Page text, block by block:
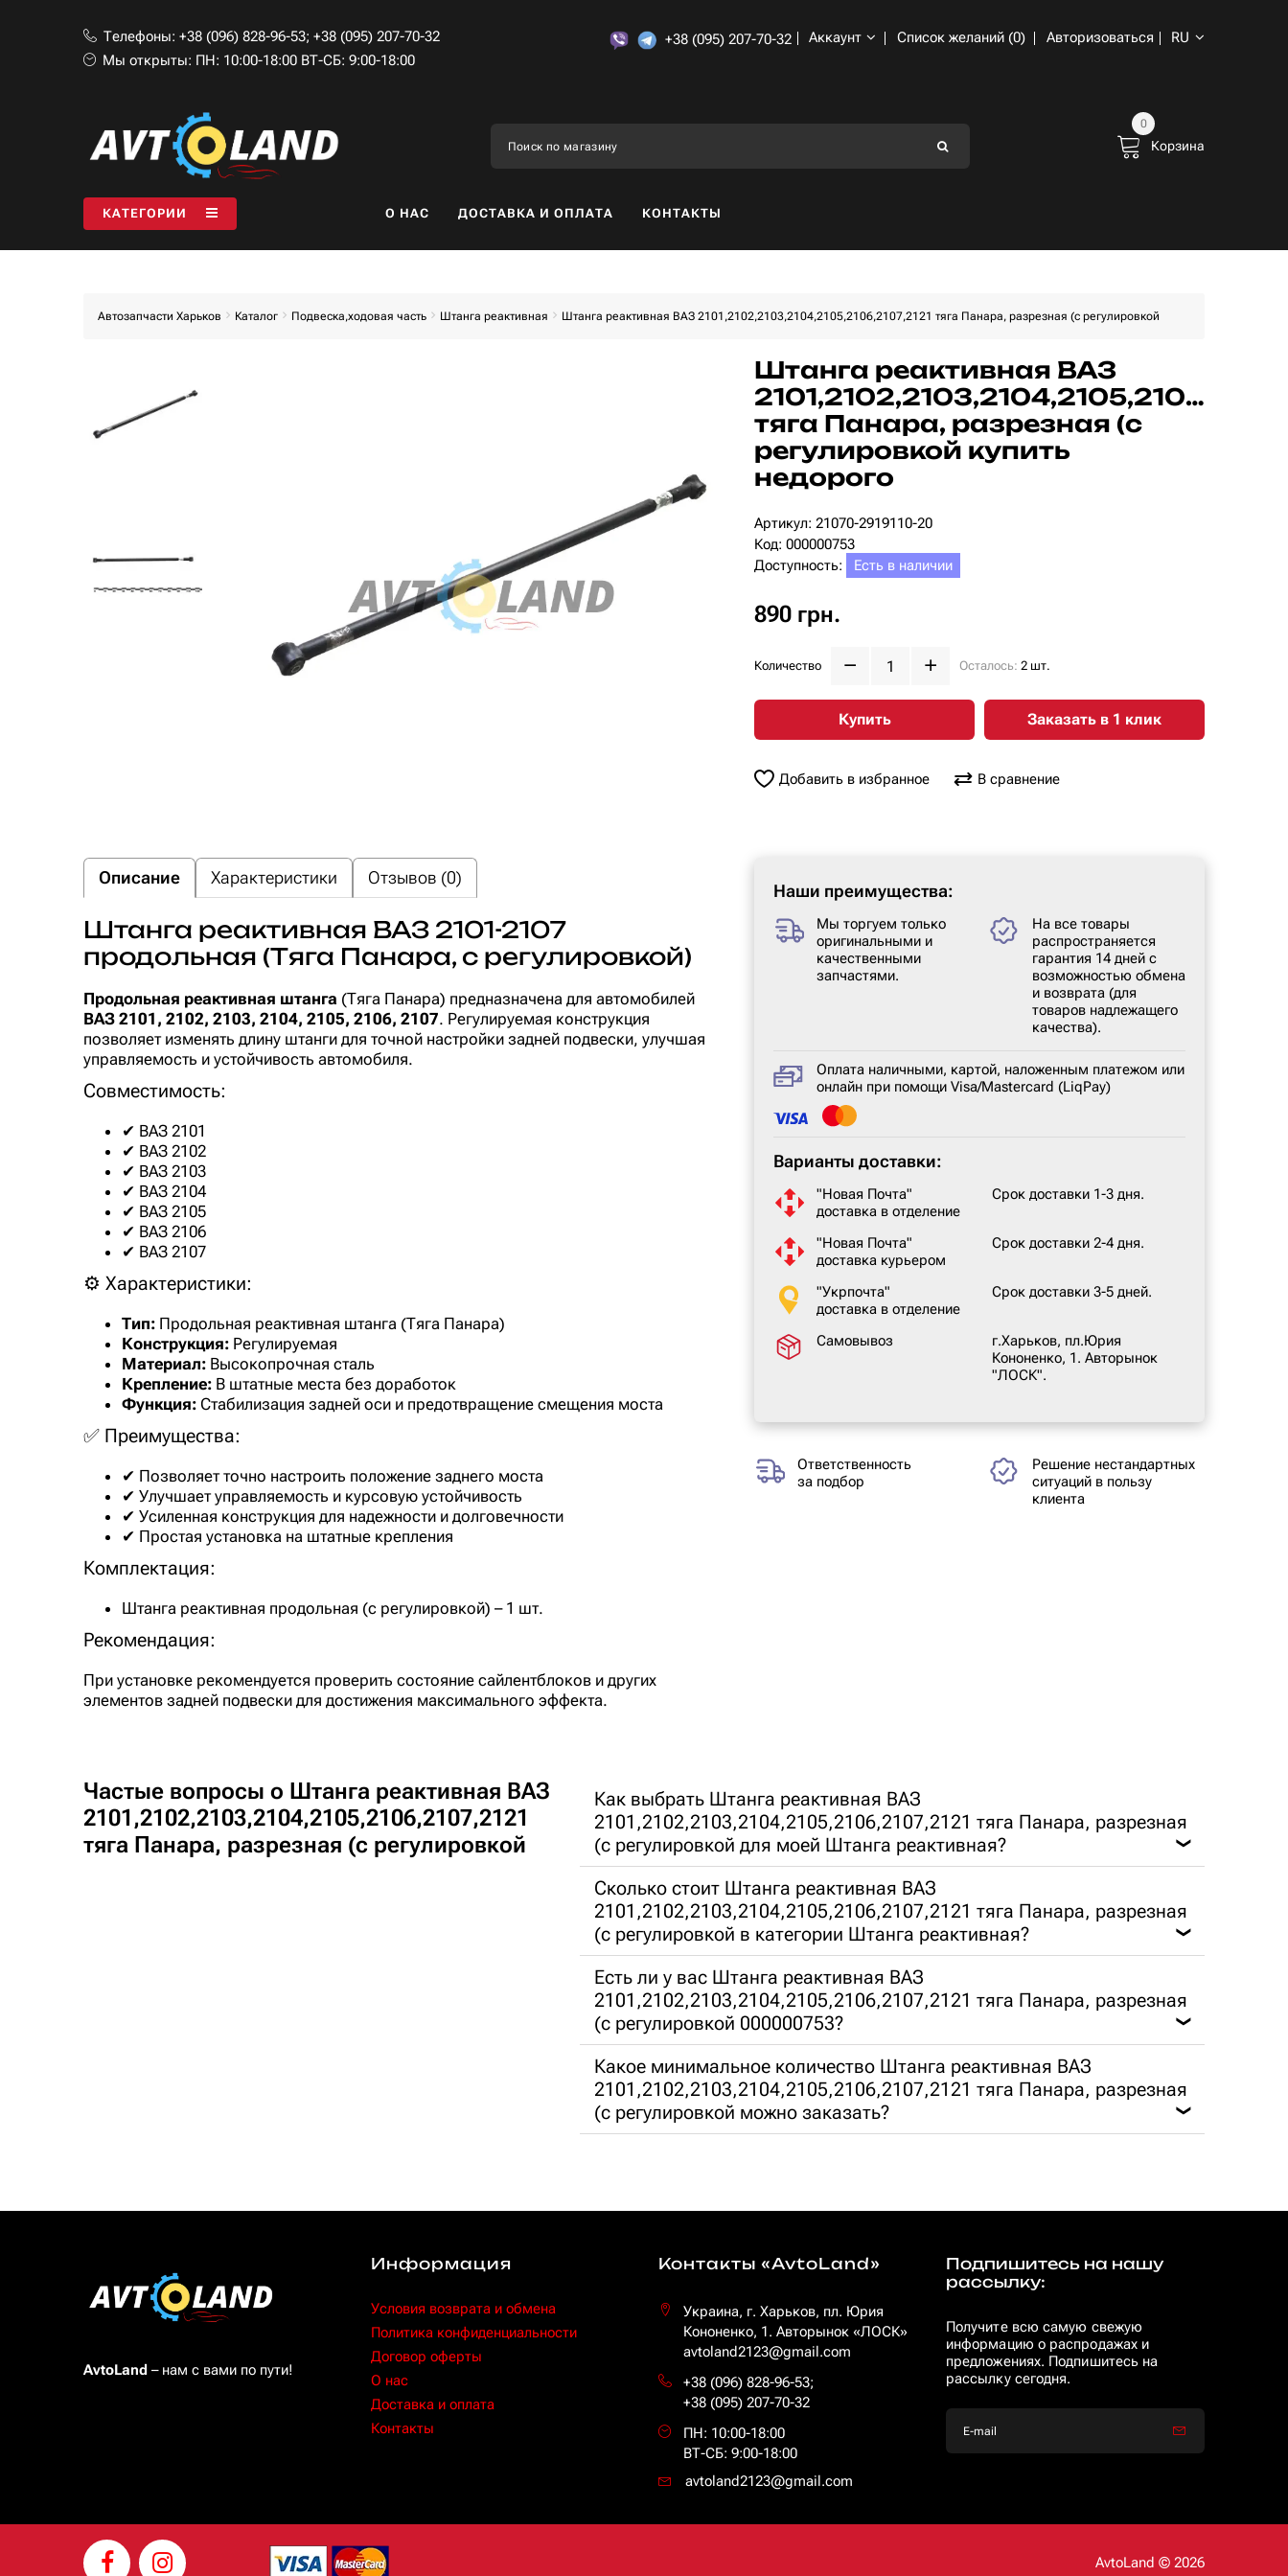
Телефоны: +38 (096) 828-96-53; +38 (095) 207-70-32
Мы открыты: ПН: 10:00-18:00 ВТ-СБ: 9:00-18:00
+38 (095) 207-70-32 Аккаунт Список желаний (0) Авторизоваться RU
Корзина
0
КАТЕГОРИИ O НАС ДОСТАВКА И ОПЛАТА КОНТАКТЫ
Автозапчасти Харьков Каталог Подвеска,ходовая часть Штанга реактивная Штанга реактивная ВАЗ 2101,2102,2103,2104,2105,2106,2107,2121 тяга Панара, разрезная (с регулировкой
Штанга реактивная ВАЗ
тяга Панара, разрезная (с
регулировкой купить
недорого
Артикул: 21070-2919110-20
Код: 000000753
Доступность:
Есть в наличии
890 грн.
Количество Осталось: 2 шт.
Купить Заказать в 1 клик
Добавить в избранное В сравнение
Описание Характеристики Отзывов (0)
Штанга реактивная ВАЗ 2101-2107
продольная (Тяга Панара, с регулировкой)
Продольная реактивная штанга (Тяга Панара) предназначена для автомобилей
ВАЗ 2101, 2102, 2103, 2104, 2105, 2106, 2107. Регулируемая конструкция
позволяет изменять длину штанги для точной настройки задней подвески, улучшая
управляемость и устойчивость автомобиля.
Совместимость:
✔ ВАЗ 2101
✔ ВАЗ 2102
✔ ВАЗ 2103
✔ ВАЗ 2104
✔ ВАЗ 2105
✔ ВАЗ 2106
✔ ВАЗ 2107
⚙ Характеристики:
Тип: Продольная реактивная штанга (Тяга Панара)
Конструкция: Регулируемая
Материал: Высокопрочная сталь
Крепление: В штатные места без доработок
Функция: Стабилизация задней оси и предотвращение смещения моста
✅ Преимущества:
✔ Позволяет точно настроить положение заднего моста
✔ Улучшает управляемость и курсовую устойчивость
✔ Усиленная конструкция для надежности и долговечности
✔ Простая установка на штатные крепления
Комплектация:
Штанга реактивная продольная (с регулировкой) – 1 шт.
Рекомендация:
При установке рекомендуется проверить состояние сайлентблоков и других
элементов задней подвески для достижения максимального эффекта.
Наши преимущества:
Мы торгуем только
оригинальными и
качественными
запчастями.
На все товары
распространяется
гарантия 14 дней с
возможностью обмена
и возврата (для
товаров надлежащего
качества).
Оплата наличными, картой, наложенным платежом или
онлайн при помощи Visa/Mastercard (LiqPay)
Варианты доставки:
"Новая Почта"
доставка в отделение
Срок доставки 1-3 дня.
"Новая Почта"
доставка курьером
Срок доставки 2-4 дня.
"Укрпочта"
доставка в отделение
Срок доставки 3-5 дней.
Самовывоз
г.Харьков, пл.Юрия
Кононенко, 1. Авторынок
"ЛОСК".
Ответственность
за подбор
Решение нестандартных
ситуаций в пользу
клиента
Частые вопросы о Штанга реактивная ВАЗ
2101,2102,2103,2104,2105,2106,2107,2121
тяга Панара, разрезная (с регулировкой
Как выбрать Штанга реактивная ВАЗ
2101,2102,2103,2104,2105,2106,2107,2121 тяга Панара, разрезная
(с регулировкой для моей Штанга реактивная?
❯
Сколько стоит Штанга реактивная ВАЗ
2101,2102,2103,2104,2105,2106,2107,2121 тяга Панара, разрезная
(с регулировкой в категории Штанга реактивная?
❯
Есть ли у вас Штанга реактивная ВАЗ
2101,2102,2103,2104,2105,2106,2107,2121 тяга Панара, разрезная
(с регулировкой 000000753?
❯
Какое минимальное количество Штанга реактивная ВАЗ
2101,2102,2103,2104,2105,2106,2107,2121 тяга Панара, разрезная
(с регулировкой можно заказать?
❯
AvtoLand – нам с вами по пути!
Информация
Условия возврата и обмена
Политика конфиденциальности
Договор оферты
O нас
Доставка и оплата
Контакты
Контакты «AvtoLand»
Украина, г. Харьков, пл. Юрия
Кононенко, 1. Авторынок «ЛОСК»
avtoland2123@gmail.com
+38 (096) 828-96-53;
+38 (095) 207-70-32
ПН: 10:00-18:00
ВТ-СБ: 9:00-18:00
avtoland2123@gmail.com
Подпишитесь на нашу
рассылку:
Получите всю самую свежую
информацию о распродажах и
предложениях. Подпишитесь на
рассылку сегодня.
AvtoLand © 2026